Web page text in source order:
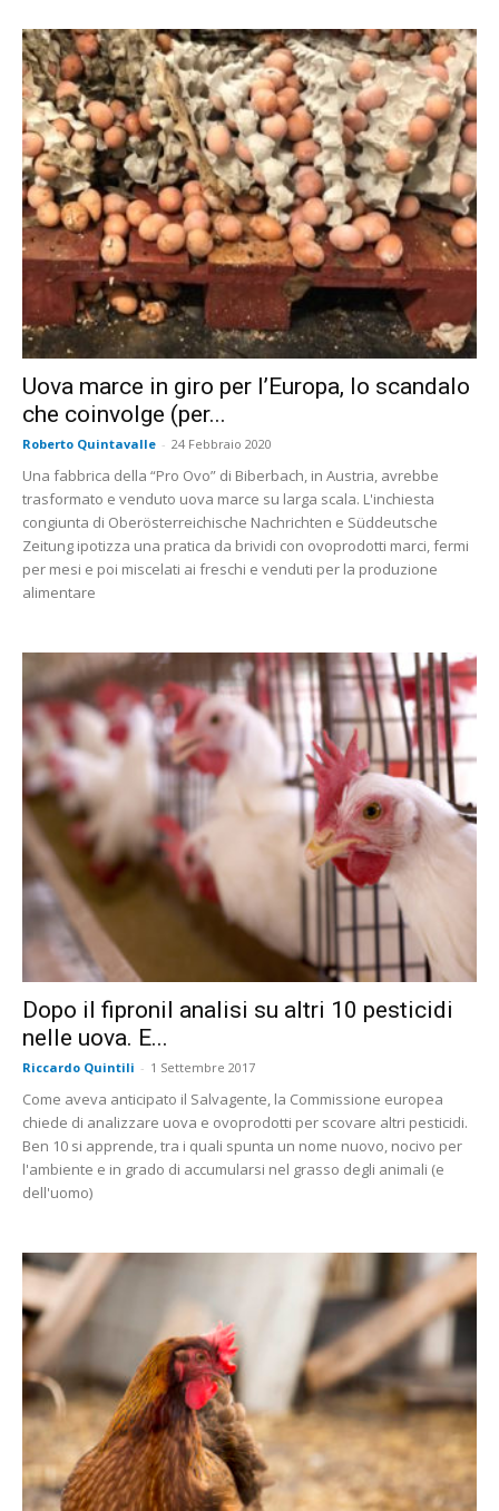
Uova marce in giro per l’Europa, lo scandalo
che coinvolge (per...
Roberto Quintavalle - 24 Febbraio 2020
Una fabbrica della “Pro Ovo” di Biberbach, in Austria, avrebbe
trasformato e venduto uova marce su larga scala. L'inchiesta
congiunta di Oberösterreichische Nachrichten e Süddeutsche
Zeitung ipotizza una pratica da brividi con ovoprodotti marci, fermi
per mesi e poi miscelati ai freschi e venduti per la produzione
alimentare
Dopo il fipronil analisi su altri 10 pesticidi
nelle uova. E...
Riccardo Quintili - 1 Settembre 2017
Come aveva anticipato il Salvagente, la Commissione europea
chiede di analizzare uova e ovoprodotti per scovare altri pesticidi.
Ben 10 si apprende, tra i quali spunta un nome nuovo, nocivo per
l'ambiente e in grado di accumularsi nel grasso degli animali (e
dell'uomo)